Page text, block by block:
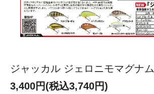
ジャッカル ジェロニモマグナム
3,400円(税込3,740円)